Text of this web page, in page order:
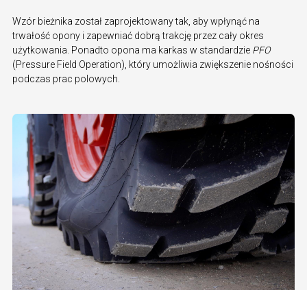
Wzór bieżnika został zaprojektowany tak, aby wpłynąć na
trwałość opony i zapewniać dobrą trakcję przez cały okres
użytkowania. Ponadto opona ma karkas w standardzie PFO
(Pressure Field Operation), który umożliwia zwiększenie nośności
podczas prac polowych.